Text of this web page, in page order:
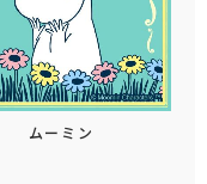
ムーミン